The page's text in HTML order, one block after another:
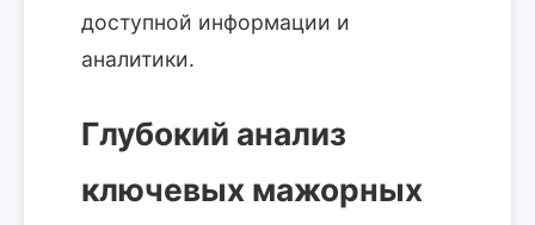
доступной информации и
аналитики.
Глубокий анализ
ключевых мажорных